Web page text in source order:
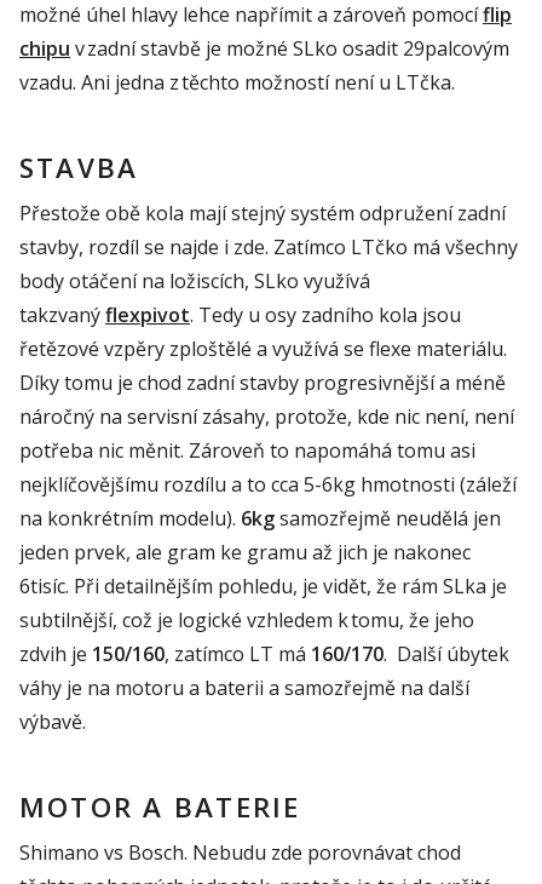
možné úhel hlavy lehce napřímit a zároveň pomocíflip
chipu v zadní stavbě je možné SLko osadit 29palcovým
vzadu. Ani jedna z těchto možností není u LTčka.
STAVBA
Přestože obě kola mají stejný systém odpružení zadní
stavby, rozdíl se najde i zde. Zatímco LTčko má všechny
body otáčení na ložiscích, SLko využívá
takzvanýflexpivot. Tedy u osy zadního kola jsou
řetězové vzpěry zploštělé a využívá se flexe materiálu.
Díky tomu je chod zadní stavby progresivnější a méně
náročný na servisní zásahy, protože, kde nic není, není
potřeba nic měnit. Zároveň to napomáhá tomu asi
nejklíčovějšímu rozdílu a to cca 5-6kg hmotnosti (záleží
na konkrétním modelu). 6kgsamozřejmě neudělá jen
jeden prvek, ale gram ke gramu až jich je nakonec
6tisíc. Při detailnějším pohledu, je vidět, že rám SLka je
subtilnější, což je logické vzhledem k tomu, že jeho
zdvih je 150/160, zatímco LT má 160/170. Další úbytek
váhy je na motoru a baterii a samozřejmě na další
výbavě.
MOTOR A BATERIE
Shimano vs Bosch. Nebudu zde porovnávat chod